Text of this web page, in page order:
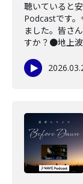
聴いていると
Podcastです
ました。皆さ
すか？●地上波